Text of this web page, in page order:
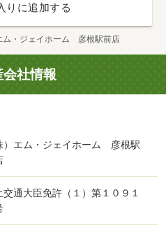
りに追加する
ム・ジェイホーム 彦根駅前店
社情報
）エム・ジェイホーム 彦根駅
交通大臣免許（１）第１０９１